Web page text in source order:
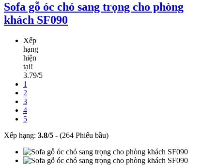
Sofa gỗ óc chó sang trọng cho phòng
khách SF090
Xếp
hạng
hiện
tại!
3.79/5
1
2
3
4
5
Xếp hạng: 3.8/5 - (264 Phiếu bầu)